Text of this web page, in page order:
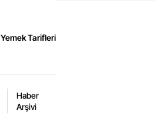
Yemek Tarifleri
Haber
Arşivi